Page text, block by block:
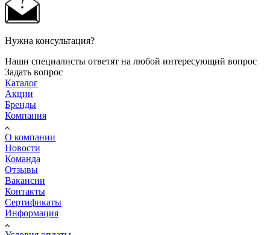
Нужна консультация?
Наши специалисты ответят на любой интересующий вопрос
Задать вопрос
Каталог
Акции
Бренды
Компания
О компании
Новости
Команда
Отзывы
Вакансии
Контакты
Сертификаты
Информация